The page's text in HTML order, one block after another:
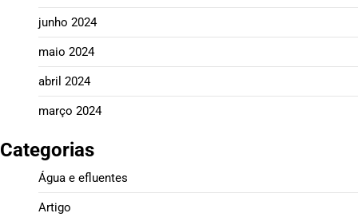
junho 2024
maio 2024
abril 2024
março 2024
Categorias
Água e efluentes
Artigo